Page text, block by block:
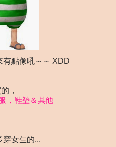
有點像吼～～ XDD
，
，鞋墊＆其他
穿女生的...